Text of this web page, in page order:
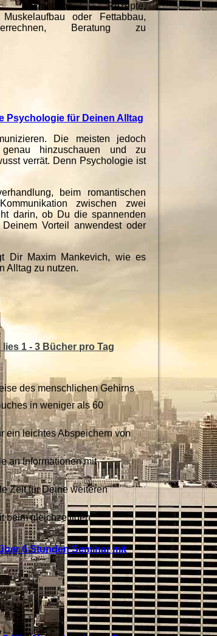
Kochvideos, Rezepte,
Muskelaufbau oder Fettabbau,
errechnen, Beratung zu
Psychologie für Deinen Alltag
Die meisten jedoch
genau hinzuschauen und zu
verrät. Denn Psychologie ist
beim romantischen
zwischen zwei
darin, ob Du die spannenden
Vorteil anwendest oder
Dir Maxim Mankevich, wie es
Alltag zu nutzen.
1 - 3 Bücher pro Tag
des menschlichen Gehirns
in weniger als 60
ein leichtes Abspeichern von
an Informationen mit
Zeit für Deine weiteren
beim gleichzeitigen
6 Stunden Seminar mit